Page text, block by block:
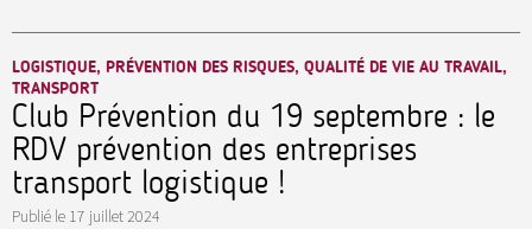
LOGISTIQUE, PRÉVENTION DES RISQUES, QUALITÉ DE VIE AU TRAVAIL,
TRANSPORT
Club Prévention du 19 septembre : le
RDV prévention des entreprises
transport logistique !
Publié le 17 juillet 2024